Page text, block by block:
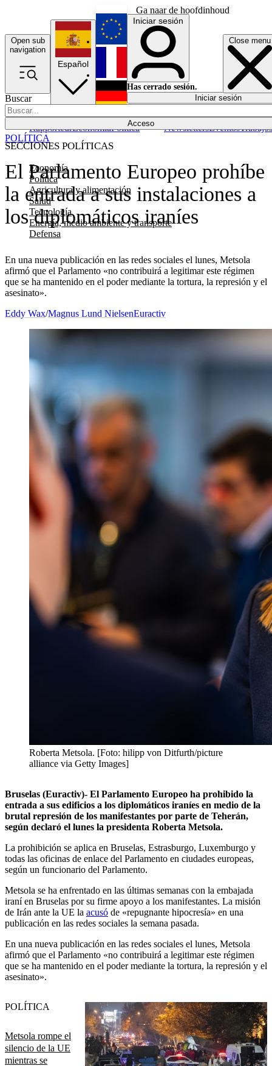
Ga naar de hoofdinhoud
Open sub
navigation
Close menu
Buscar
Acceso
SECCIONES POLÍTICAS
Economía
Política
Agricultura y alimentación
Salud
Tecnología
Energía, medio ambiente y transporte
Defensa
RapporteurEconomíaPolítica NewslettersEventosTrabajos
Español
English
Français
Iniciar sesión
Has cerrado sesión.
Iniciar sesión
El Parlamento Europeo prohíbe
la entrada a sus instalaciones a
los diplomáticos iraníes
En una nueva publicación en las redes sociales el lunes, Metsola
afirmó que el Parlamento «no contribuirá a legitimar este régimen
que se ha mantenido en el poder mediante la tortura, la represión y el
asesinato».
POLÍTICA
Eddy Wax/Magnus Lund NielsenEuractiv
Roberta Metsola. [Foto: hilipp von Ditfurth/picture
alliance via Getty Images]
Bruselas (Euractiv)- El Parlamento Europeo ha prohibido la
entrada a sus edificios a los diplomáticos iraníes en medio de la
brutal represión de los manifestantes por parte de Teherán,
según declaró el lunes la presidenta Roberta Metsola.
La prohibición se aplica en Bruselas, Estrasburgo, Luxemburgo y
todas las oficinas de enlace del Parlamento en ciudades europeas,
según un funcionario del Parlamento.
Metsola se ha enfrentado en las últimas semanas con la embajada
iraní en Bruselas por su firme apoyo a los manifestantes. La misión
de Irán ante la UE la acusó de «repugnante hipocresía» en una
publicación en las redes sociales la semana pasada.
En una nueva publicación en las redes sociales el lunes, Metsola
afirmó que el Parlamento «no contribuirá a legitimar este régimen
que se ha mantenido en el poder mediante la tortura, la represión y el
asesinato».
Metsola rompe el
silencio de la UE
mientras se
POLÍTICA